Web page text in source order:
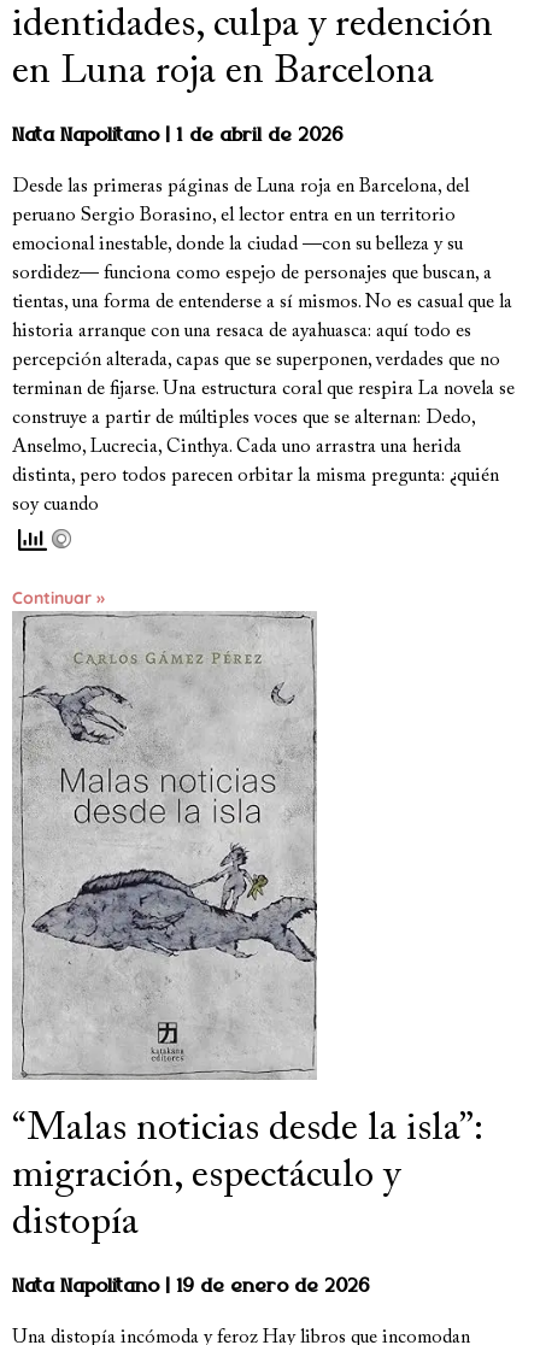
identidades, culpa y redención
en Luna roja en Barcelona
Nata Napolitano 1 de abril de 2026
Desde las primeras páginas de Luna roja en Barcelona, del
peruano Sergio Borasino, el lector entra en un territorio
emocional inestable, donde la ciudad —con su belleza y su
sordidez— funciona como espejo de personajes que buscan, a
tientas, una forma de entenderse a sí mismos. No es casual que la
historia arranque con una resaca de ayahuasca: aquí todo es
percepción alterada, capas que se superponen, verdades que no
terminan de fijarse. Una estructura coral que respira La novela se
construye a partir de múltiples voces que se alternan: Dedo,
Anselmo, Lucrecia, Cinthya. Cada uno arrastra una herida
distinta, pero todos parecen orbitar la misma pregunta: ¿quién
soy cuando
Continuar »
“Malas noticias desde la isla”:
migración, espectáculo y
distopía
Nata Napolitano 19 de enero de 2026
Una distopía incómoda y feroz Hay libros que incomodan